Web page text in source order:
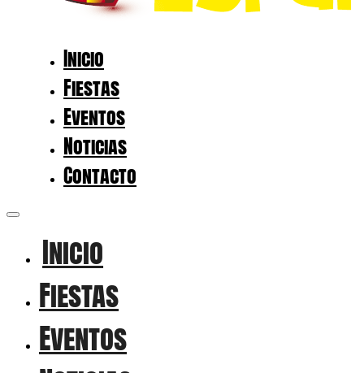
Inicio
Fiestas
Eventos
Noticias
Contacto
Inicio
Fiestas
Eventos